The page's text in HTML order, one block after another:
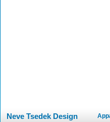
Neve Tsedek Design